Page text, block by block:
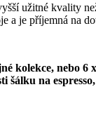
užitné kvality
a je příjemná na
kolekce, nebo 6
šálku na